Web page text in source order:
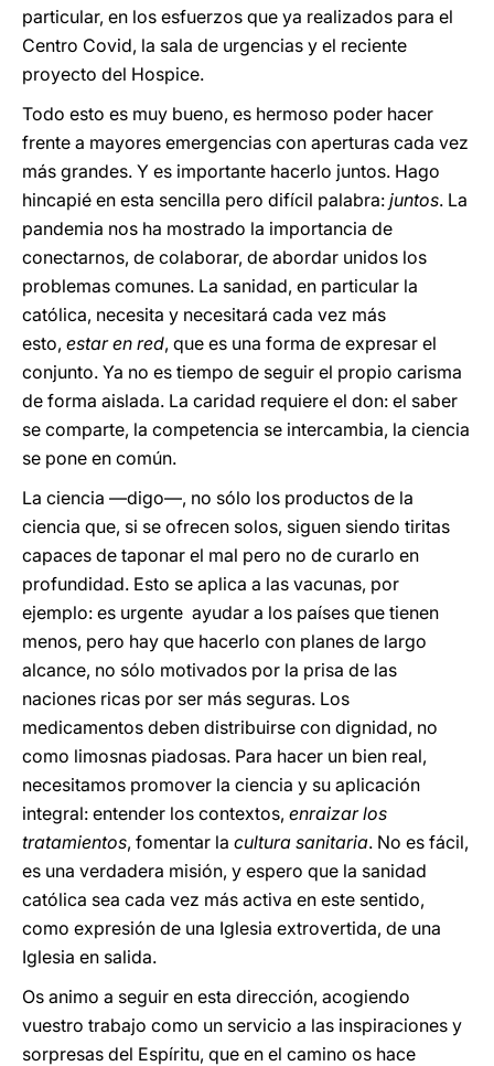
particular, en los esfuerzos que ya realizados para el
Centro Covid, la sala de urgencias y el reciente
proyecto del Hospice.
Todo esto es muy bueno, es hermoso poder hacer
frente a mayores emergencias con aperturas cada vez
más grandes. Y es importante hacerlo juntos. Hago
hincapié en esta sencilla pero difícil palabra: juntos. La
pandemia nos ha mostrado la importancia de
conectarnos, de colaborar, de abordar unidos los
problemas comunes. La sanidad, en particular la
católica, necesita y necesitará cada vez más
esto, estar en red, que es una forma de expresar el
conjunto. Ya no es tiempo de seguir el propio carisma
de forma aislada. La caridad requiere el don: el saber
se comparte, la competencia se intercambia, la ciencia
se pone en común.
La ciencia —digo—, no sólo los productos de la
ciencia que, si se ofrecen solos, siguen siendo tiritas
capaces de taponar el mal pero no de curarlo en
profundidad. Esto se aplica a las vacunas, por
ejemplo: es urgente ayudar a los países que tienen
menos, pero hay que hacerlo con planes de largo
alcance, no sólo motivados por la prisa de las
naciones ricas por ser más seguras. Los
medicamentos deben distribuirse con dignidad, no
como limosnas piadosas. Para hacer un bien real,
necesitamos promover la ciencia y su aplicación
integral: entender los contextos, enraizar los
tratamientos, fomentar la cultura sanitaria. No es fácil,
es una verdadera misión, y espero que la sanidad
católica sea cada vez más activa en este sentido,
como expresión de una Iglesia extrovertida, de una
Iglesia en salida.
Os animo a seguir en esta dirección, acogiendo
vuestro trabajo como un servicio a las inspiraciones y
sorpresas del Espíritu, que en el camino os hace